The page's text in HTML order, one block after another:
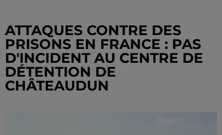
ATTAQUES CONTRE DES
PRISONS EN FRANCE : PAS
D'INCIDENT AU CENTRE DE
DÉTENTION DE
CHÂTEAUDUN